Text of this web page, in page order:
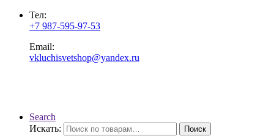
Тел:
+7 987-595-97-53
Email:
vkluchisvetshop@yandex.ru
Search
Искать:
Поиск